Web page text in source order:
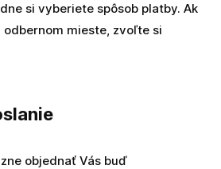
si vyberiete spôsob platby. Ak
mieste, zvoľte si
objednať Vás buď